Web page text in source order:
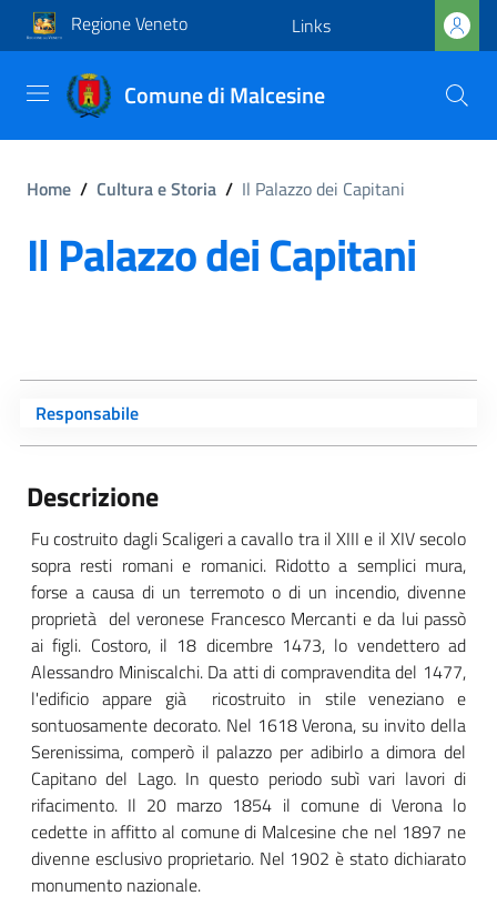
Regione Veneto Links
Comune di Malcesine
Home / Cultura e Storia / Il Palazzo dei Capitani
Il Palazzo dei Capitani
Responsabile
Descrizione
Fu costruito dagli Scaligeri a cavallo tra il XIII e il XIV secolo
sopra resti romani e romanici. Ridotto a semplici mura,
forse a causa di un terremoto o di un incendio, divenne
proprietà del veronese Francesco Mercanti e da lui passò
ai figli. Costoro, il 18 dicembre 1473, lo vendettero ad
Alessandro Miniscalchi. Da atti di compravendita del 1477,
l'edificio appare già ricostruito in stile veneziano e
sontuosamente decorato. Nel 1618 Verona, su invito della
Serenissima, comperò il palazzo per adibirlo a dimora del
Capitano del Lago. In questo periodo subì vari lavori di
rifacimento. Il 20 marzo 1854 il comune di Verona lo
cedette in affitto al comune di Malcesine che nel 1897 ne
divenne esclusivo proprietario. Nel 1902 è stato dichiarato
monumento nazionale.